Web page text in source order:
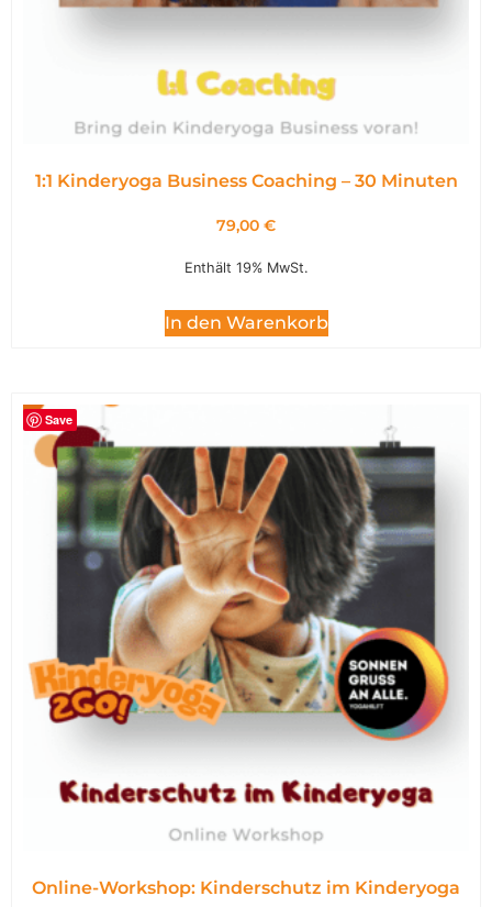
1:1 Kinderyoga Business Coaching – 30 Minuten
79,00 €
Enthält 19% MwSt.
In den Warenkorb
Save
Online-Workshop: Kinderschutz im Kinderyoga